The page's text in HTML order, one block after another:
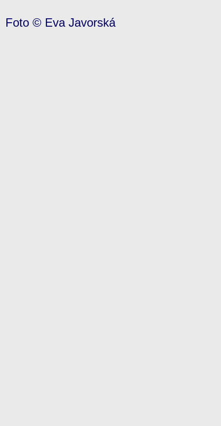
Foto © Eva Javorská